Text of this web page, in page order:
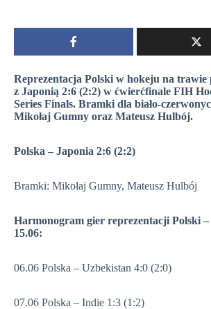
Reprezentacja Polski w hokeju na trawie
z Japonią 2:6 (2:2) w ćwierćfinale FIH
Series Finals. Bramki dla biało-
Mikołaj Gumny oraz Mateusz Hulbój.
Polska – Japonia 2:6 (2:2)
Bramki: Mikołaj Gumny, Mateusz Hulbój
Harmonogram gier reprezentacji Polski –
15.06:
06.06 Polska – Uzbekistan 4:0 (2:0)
07.06 Polska – Indie 1:3 (1:2)